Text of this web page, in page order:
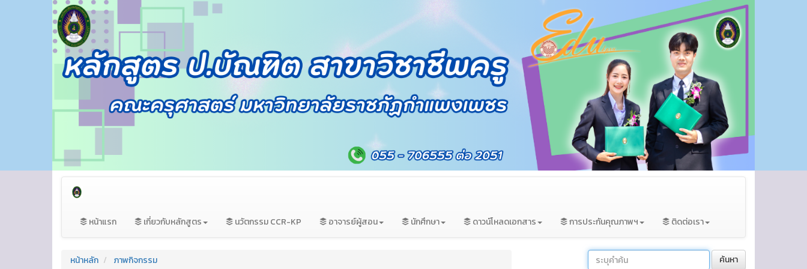
หน้าแรก เกี่ยวกับหลักสูตร นวัตกรรม CCR-KP อาจารย์ผู้สอน นักศึกษา ดาวน์โหลดเอกสาร การประกันคุณภาพฯ ติดต่อเรา
หน้าหลัก ภาพกิจกรรม ค้นหา